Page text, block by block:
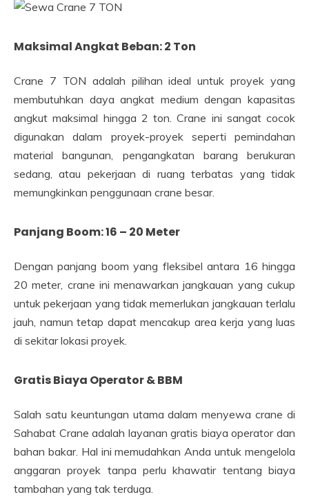
Maksimal Angkat Beban: 2 Ton
Crane 7 TON adalah pilihan ideal untuk proyek yang
membutuhkan daya angkat medium dengan kapasitas
angkut maksimal hingga 2 ton. Crane ini sangat cocok
digunakan dalam proyek-proyek seperti pemindahan
material bangunan, pengangkatan barang berukuran
sedang, atau pekerjaan di ruang terbatas yang tidak
memungkinkan penggunaan crane besar.
Panjang Boom: 16 – 20 Meter
Dengan panjang boom yang fleksibel antara 16 hingga
20 meter, crane ini menawarkan jangkauan yang cukup
untuk pekerjaan yang tidak memerlukan jangkauan terlalu
jauh, namun tetap dapat mencakup area kerja yang luas
di sekitar lokasi proyek.
Gratis Biaya Operator & BBM
Salah satu keuntungan utama dalam menyewa crane di
Sahabat Crane adalah layanan gratis biaya operator dan
bahan bakar. Hal ini memudahkan Anda untuk mengelola
anggaran proyek tanpa perlu khawatir tentang biaya
tambahan yang tak terduga.